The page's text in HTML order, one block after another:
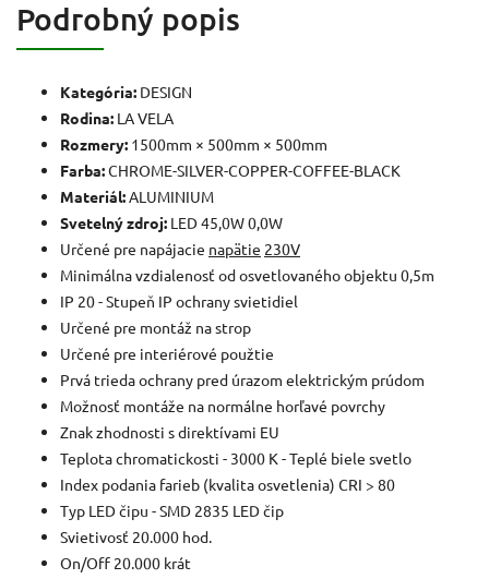
Podrobný popis
Kategória: DESIGN
Rodina: LA VELA
Rozmery: 1500mm × 500mm × 500mm
Farba:CHROME-SILVER-COPPER-COFFEE-BLACK
Materiál: ALUMINIUM
Svetelný zdroj: LED 45,0W 0,0W
Určené pre napájacie napätie 230V
Minimálna vzdialenosť od osvetlovaného objektu 0,5m
IP 20 - Stupeň IP ochrany svietidiel
Určené pre montáž na strop
Určené pre interiérové použtie
Prvá trieda ochrany pred úrazom elektrickým prúdom
Možnosť montáže na normálne horľavé povrchy
Znak zhodnosti s direktívami EU
Teplota chromatickosti - 3000 K - Teplé biele svetlo
Index podania farieb (kvalita osvetlenia) CRI > 80
Typ LED čipu - SMD 2835 LED čip
Svietivosť 20.000 hod.
On/Off 20.000 krát